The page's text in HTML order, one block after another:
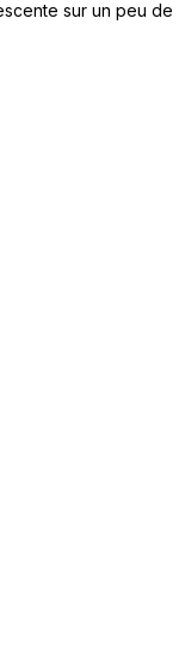
sur un peu de